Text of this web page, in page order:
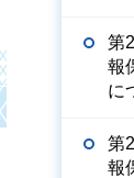
第
報
に
第
報